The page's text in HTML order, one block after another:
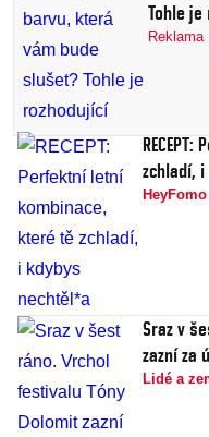
Tohle
Reklama
zchladí,
HeyFomo
Sraz v
zazní za
Lidé a